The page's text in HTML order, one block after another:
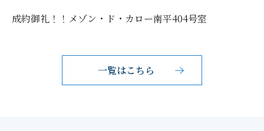
成約御礼！！メゾン・ド・カロー南平404号室
一覧はこちら